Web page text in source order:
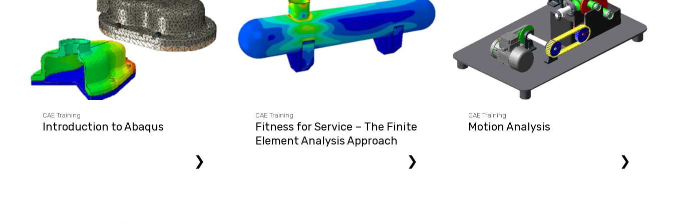
CAE Training
Introduction to Abaqus
❯
CAE Training
Fitness for Service – The Finite
Element Analysis Approach
❯
CAE Training
Motion Analysis
❯